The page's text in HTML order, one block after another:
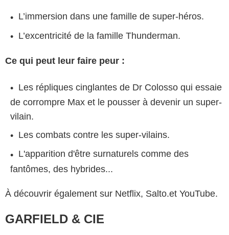
L’immersion dans une famille de super-héros.
L’excentricité de la famille Thunderman.
Ce qui peut leur faire peur :
Les répliques cinglantes de Dr Colosso qui essaie
de corrompre Max et le pousser à devenir un super-
vilain.
Les combats contre les super-vilains.
L'apparition d'être surnaturels comme des
fantômes, des hybrides...
À découvrir également sur Netflix, Salto.et YouTube.
GARFIELD & CIE